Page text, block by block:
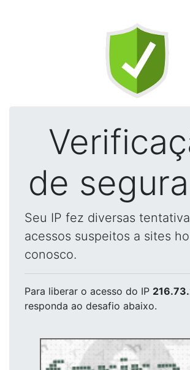
de
Seu IP fez diversas
acessos suspeitos a sites
conosco.
Para liberar o acesso do IP
responda ao desafio abaixo.